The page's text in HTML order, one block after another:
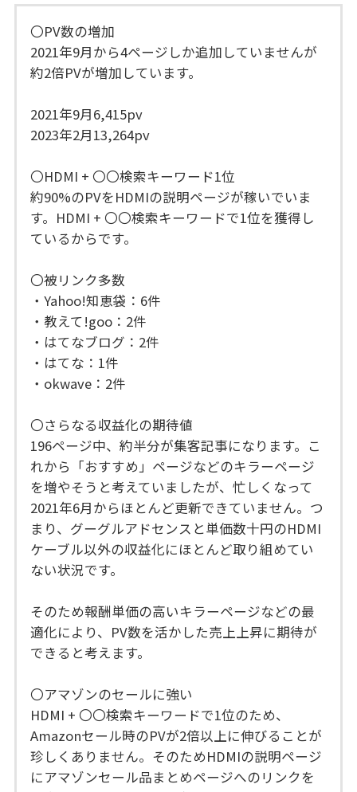
〇PV数の増加
2021年9月から4ページしか追加していませんが
約2倍PVが増加しています。
2021年9月6,415pv
2023年2月13,264pv
〇HDMI + 〇〇検索キーワード1位
約90%のPVをHDMIの説明ページが稼いでいま
す。HDMI + 〇〇検索キーワードで1位を獲得し
ているからです。
〇被リンク多数
・Yahoo!知恵袋：6件
・教えて!goo：2件
・はてなブログ：2件
・はてな：1件
・okwave：2件
〇さらなる収益化の期待値
196ページ中、約半分が集客記事になります。こ
れから「おすすめ」ページなどのキラーページ
を増やそうと考えていましたが、忙しくなって
2021年6月からほとんど更新できていません。つ
まり、グーグルアドセンスと単価数十円のHDMI
ケーブル以外の収益化にほとんど取り組めてい
ない状況です。
そのため報酬単価の高いキラーページなどの最
適化により、PV数を活かした売上上昇に期待が
できると考えます。
〇アマゾンのセールに強い
HDMI + 〇〇検索キーワードで1位のため、
Amazonセール時のPVが2倍以上に伸びることが
珍しくありません。そのためHDMIの説明ページ
にアマゾンセール品まとめページへのリンクを